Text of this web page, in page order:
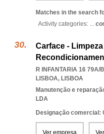
Matches in the search
Activity categories: ...
Carface -
R INFANTARIA 16 79A/
LISBOA, LISBOA
Manutenção e
LDA
Designação comercial:
Ver empresa